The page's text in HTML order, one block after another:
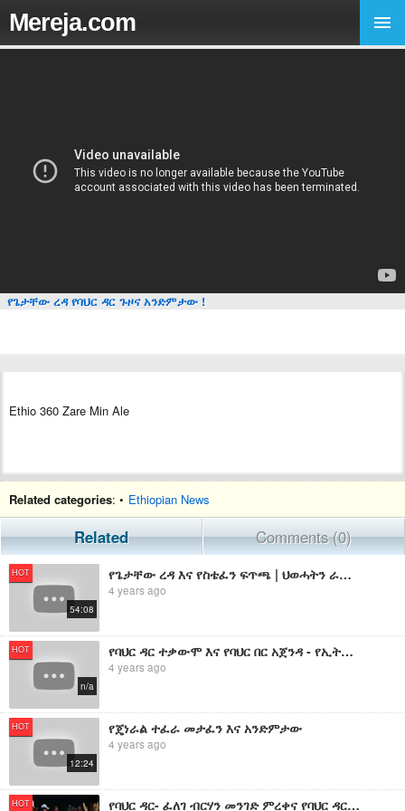
Mereja.com
የጌታቸው ረዳ የባህር ዳር ጉዞና አንድምታው !
Ethio 360 Zare Min Ale
Related categories: • Ethiopian News
Related Comments (0)
HOT
54:08
የጌታቸው ረዳ እና የስቴፈን ፍጥጫ | ህወሓትን ራቁቱን ያስቀረው የጌታቸው ረዳ ኢንተርቪው
4 years ago
HOT
n/a
የባህር ዳር ተቃውሞ እና የባህር በር አጀንዳ - የኢትዮ 360 መረጃዎች
4 years ago
HOT
12:24
የጄነራል ተፈራ መታፈን እና አንድምታው
4 years ago
HOT የባህር ዳር- ፈለገ ብርሃን መንገድ ምረቀና የባህር ዳር-ጢስ ዓባይ መንገድ ግንባታ